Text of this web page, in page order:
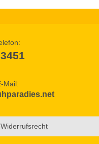
Mail:
Widerrufsrecht